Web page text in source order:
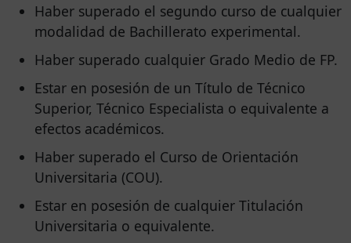
Haber superado el segundo curso de cualquier
modalidad de Bachillerato experimental.
Haber superado cualquier Grado Medio de FP.
Estar en posesión de un Título de Técnico
Superior, Técnico Especialista o equivalente a
efectos académicos.
Haber superado el Curso de Orientación
Universitaria (COU).
Estar en posesión de cualquier Titulación
Universitaria o equivalente.